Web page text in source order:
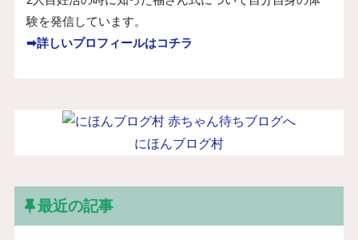
験を発信しています。
➡詳しいプロフィールはコチラ
にほんブログ村
最近の記事